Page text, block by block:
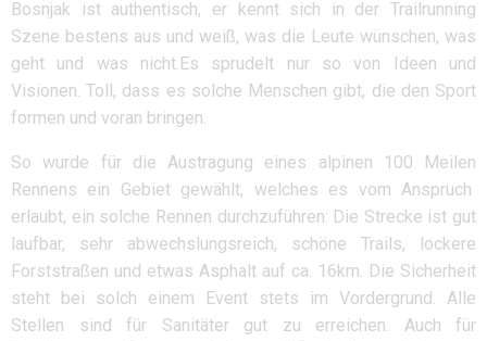
Bosnjak ist authentisch, er kennt sich in der Trailrunning
Szene bestens aus und weiß, was die Leute wünschen, was
geht und was nicht.Es sprudelt nur so von Ideen und
Visionen. Toll, dass es solche Menschen gibt, die den Sport
formen und voran bringen.
So wurde für die Austragung eines alpinen 100 Meilen
Rennens ein Gebiet gewählt, welches es vom Anspruch
erlaubt, ein solche Rennen durchzuführen: Die Strecke ist gut
laufbar, sehr abwechslungsreich, schöne Trails, lockere
Forststraßen und etwas Asphalt auf ca. 16km. Die Sicherheit
steht bei solch einem Event stets im Vordergrund. Alle
Stellen sind für Sanitäter gut zu erreichen. Auch für